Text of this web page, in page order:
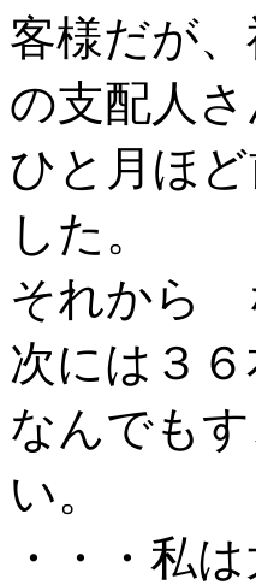
客様だが
の支配人さ
ひと月ほ
した。
それから
次には３
なんでも
い。
・・・私